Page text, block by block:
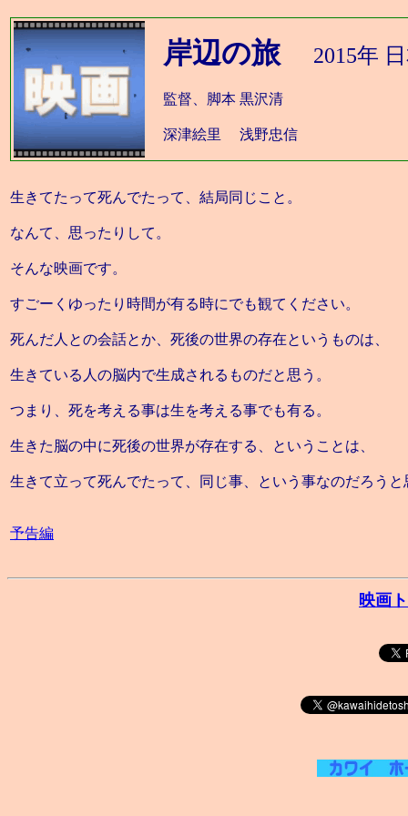
岸辺の旅 2015年 日
監督、脚本 黒沢清
深津絵里 浅野忠信
生きてたって死んでたって、結局同じこと。
なんて、思ったりして。
そんな映画です。
すごーくゆったり時間が有る時にでも観てください。
死んだ人との会話とか、死後の世界の存在というものは、
生きている人の脳内で生成されるものだと思う。
つまり、死を考える事は生を考える事でも有る。
生きた脳の中に死後の世界が存在する、ということは、
生きて立って死んでたって、同じ事、という事なのだろうと
予告編
映画